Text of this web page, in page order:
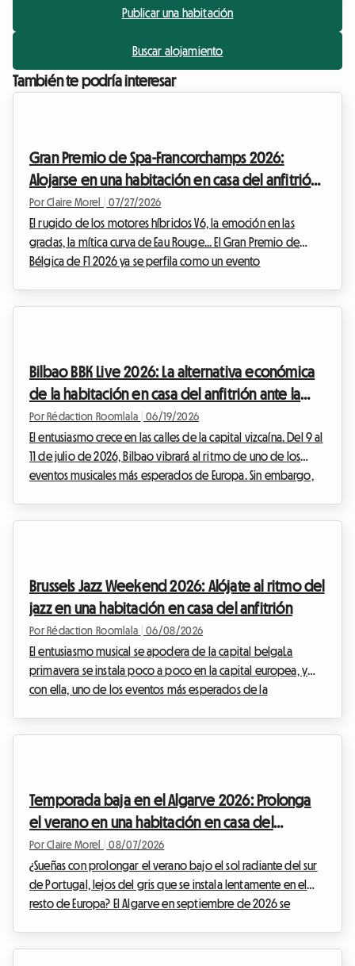
Publicar una habitación
Buscar alojamiento
También te podría interesar
Gran Premio de Spa-Francorchamps 2026:
Alojarse en una habitación en casa del anfitrión
para vivir la F1 sin arruinarse
Por Claire Morel 07/27/2026
El rugido de los motores híbridos V6, la emoción en las
gradas, la mítica curva de Eau Rouge... El Gran Premio de
Bélgica de F1 2026 ya se perfila como un evento
planificación aún mayor por parte de los esp...
Bilbao BBK Live 2026: La alternativa económica
de la habitación en casa del anfitrión ante la
llegada masiva de asistentes al festival
Por Rédaction Roomlala 06/19/2026
El entusiasmo crece en las calles de la capital vizcaína. Del 9 al
11 de julio de 2026, Bilbao vibrará al ritmo de uno de los
eventos musicales más esperados de Europa. Sin embargo,
una habitación en ...
Brussels Jazz Weekend 2026: Alójate al ritmo del
jazz en una habitación en casa del anfitrión
Por Rédaction Roomlala 06/08/2026
El entusiasmo musical se apodera de la capital belgaLa
primavera se instala poco a poco en la capital europea, y
con ella, uno de los eventos más esperados de la
que la organización de su estancia sea especialmente estr...
Temporada baja en el Algarve 2026: Prolonga
el verano en una habitación en casa del
anfitrión para evitar la subida de precios
Por Claire Morel 08/07/2026
¿Sueñas con prolongar el verano bajo el sol radiante del sur
de Portugal, lejos del gris que se instala lentamente en el
resto de Europa? El Algarve en septiembre de 2026 se